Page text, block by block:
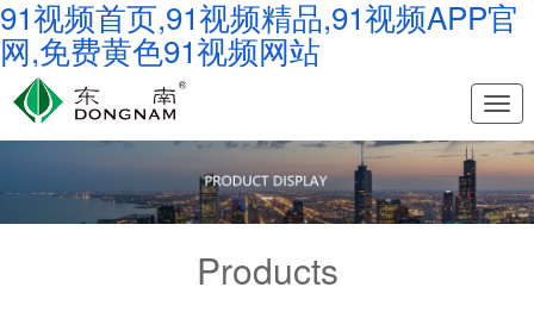
91视频首页,91视频精品,91视频APP官
网,免费黄色91视频网站
Nav
Products